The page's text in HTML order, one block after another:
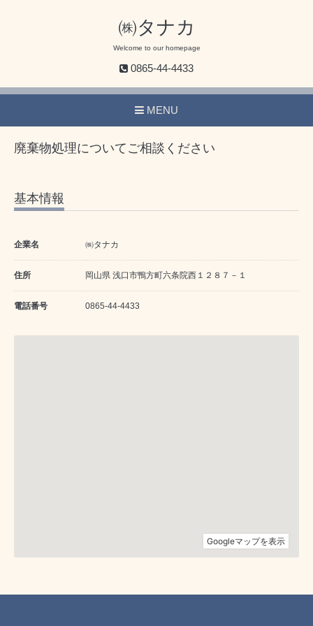
㈱タナカ
Welcome to our homepage
0865-44-4433
MENU
廃棄物処理についてご相談ください
基本情報
企業名 ㈱タナカ
住所 岡山県 浅口市鴨方町六条院西１２８７－１
電話番号 0865-44-4433